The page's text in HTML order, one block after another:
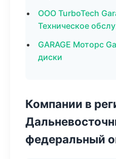
ООО TurboTech
Техническое
GARAGE Моторс
диски
Компании в
федеральный